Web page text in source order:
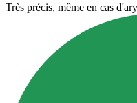
Très précis, même en cas